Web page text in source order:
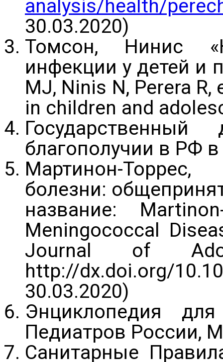
analysis/health/
30.03.2020)
Томсон, Нинис
инфекции у детей и
MJ, Ninis N, Perera
in children and
Государственный
благополучии в РФ
Мартинон-
болезни:
название:
Meningococcal
Journal of
http://dx.doi.org/
30.03.2020)
Энциклопедия
Педиатров России,
Санитарные